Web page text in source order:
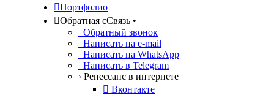
Портфолио
Обратная сСвязь •
Обратный звонок
Написать на e-mail
Написать на WhatsApp
Написать в Telegram
› Ренессанс в интернете
 Вконтакте